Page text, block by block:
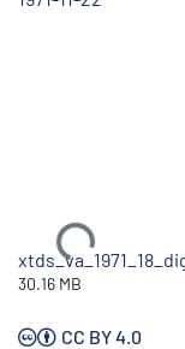
Ladataan...
30.16 MB
CC BY 4.0